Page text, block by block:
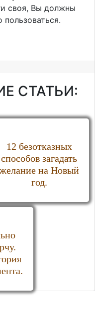
своя, Вы должны
СТАТЬИ:
12 безотказных
способов загадать
желание на Новый
год.